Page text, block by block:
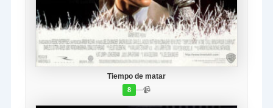
Tiempo de matar
8 —📹